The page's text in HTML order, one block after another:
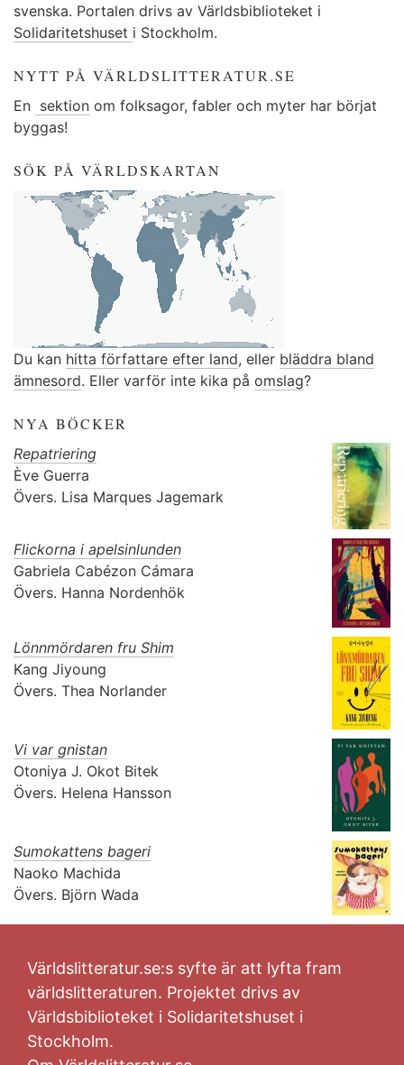
svenska. Portalen drivs av Världsbiblioteket i
Solidaritetshuset i Stockholm.
NYTT PÅ VÄRLDSLITTERATUR.SE
En sektion om folksagor, fabler och myter har börjat
byggas!
SÖK PÅ VÄRLDSKARTAN
Du kan hitta författare efter land, eller bläddra bland
ämnesord. Eller varför inte kika på omslag?
NYA BÖCKER
Repatriering
Ève Guerra
Övers. Lisa Marques Jagemark
Flickorna i apelsinlunden
Gabriela Cabézon Cámara
Övers. Hanna Nordenhök
Lönnmördaren fru Shim
Kang Jiyoung
Övers. Thea Norlander
Vi var gnistan
Otoniya J. Okot Bitek
Övers. Helena Hansson
Sumokattens bageri
Naoko Machida
Övers. Björn Wada
Världslitteratur.se:s syfte är att lyfta fram
världslitteraturen. Projektet drivs av
Världsbiblioteket i Solidaritetshuset i
Stockholm.